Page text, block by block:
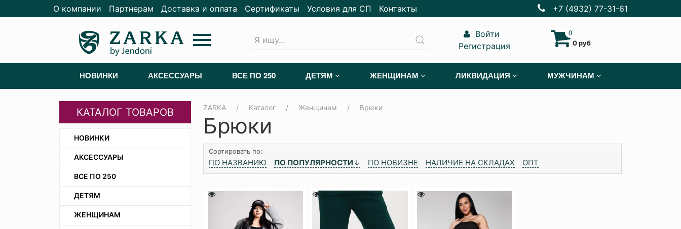
О компании Партнерам Доставка и оплата Сертификаты Условия для СП Контакты +7 (4932) 77-31-61
menu
Войти
Регистрация
0
0 руб
НОВИНКИ АКСЕССУАРЫ ВСЕ ПО 250 ДЕТЯМ ЖЕНЩИНАМ ЛИКВИДАЦИЯ МУЖЧИНАМ
КАТАЛОГ ТОВАРОВ
НОВИНКИ
АКСЕССУАРЫ
ВСЕ ПО 250
ДЕТЯМ
ЖЕНЩИНАМ
ZARKA Каталог Женщинам Брюки
Брюки
Сортировать по:
ПО НАЗВАНИЮ ПО ПОПУЛЯРНОСТИ↓ ПО НОВИЗНЕ НАЛИЧИЕ НА СКЛАДАХ ОПТ